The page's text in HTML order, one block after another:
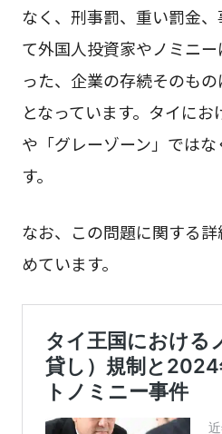
なく、刑事罰、重い罰金
て外国人投資家やノミニ
った、企業の存続そのも
となっています。タイに
や「グレーゾーン」では
す。
なお、この問題に関する
めています。